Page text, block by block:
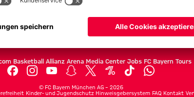
Basketball Allianz Arena Media Center Jobs FC Bayern Tours
© FC Bayern München AG – 2026
Kinder- und Jugendschutz Hinweisgebersystem FAQ Kontakt